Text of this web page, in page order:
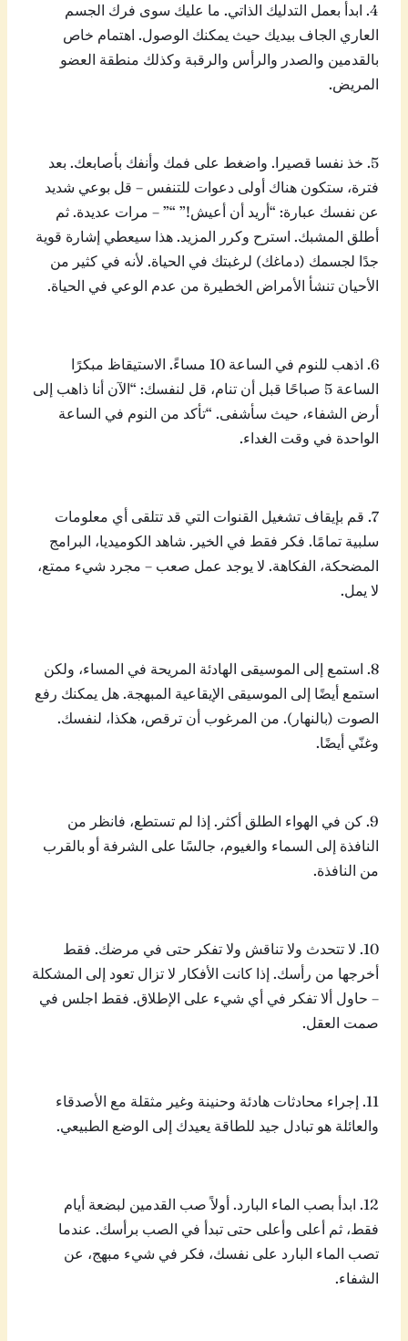
4. ابدأ بعمل التدليك الذاتي. ما عليك سوى فرك الجسم
العاري الجاف بيديك حيث يمكنك الوصول. اهتمام خاص
بالقدمين والصدر والرأس والرقبة وكذلك منطقة العضو
المريض.
5. خذ نفسا قصيرا. واضغط على فمك وأنفك بأصابعك. بعد
فترة، ستكون هناك أولى دعوات للتنفس – قل بوعي شديد
عن نفسك عبارة: “أريد أن أعيش!” “” – مرات عديدة. ثم
أطلق المشبك. استرح وكرر المزيد. هذا سيعطي إشارة قوية
جدًا لجسمك (دماغك) لرغبتك في الحياة. لأنه في كثير من
الأحيان تنشأ الأمراض الخطيرة من عدم الوعي في الحياة.
6. اذهب للنوم في الساعة 10 مساءً. الاستيقاظ مبكرًا
الساعة 5 صباحًا قبل أن تنام، قل لنفسك: “الآن أنا ذاهب إلى
أرض الشفاء، حيث سأشفى. “تأكد من النوم في الساعة
الواحدة في وقت الغداء.
7. قم بإيقاف تشغيل القنوات التي قد تتلقى أي معلومات
سلبية تمامًا. فكر فقط في الخير. شاهد الكوميديا، البرامج
المضحكة، الفكاهة. لا يوجد عمل صعب – مجرد شيء ممتع،
لا يمل.
8. استمع إلى الموسيقى الهادئة المريحة في المساء، ولكن
استمع أيضًا إلى الموسيقى الإيقاعية المبهجة. هل يمكنك رفع
الصوت (بالنهار). من المرغوب أن ترقص، هكذا، لنفسك.
وغنّي أيضًا.
9. كن في الهواء الطلق أكثر. إذا لم تستطع، فانظر من
النافذة إلى السماء والغيوم، جالسًا على الشرفة أو بالقرب
من النافذة.
10. لا تتحدث ولا تناقش ولا تفكر حتى في مرضك. فقط
أخرجها من رأسك. إذا كانت الأفكار لا تزال تعود إلى المشكلة
– حاول ألا تفكر في أي شيء على الإطلاق. فقط اجلس في
صمت العقل.
11. إجراء محادثات هادئة وحنينة وغير مثقلة مع الأصدقاء
والعائلة هو تبادل جيد للطاقة يعيدك إلى الوضع الطبيعي.
12. ابدأ بصب الماء البارد. أولاً صب القدمين لبضعة أيام
فقط، ثم أعلى وأعلى حتى تبدأ في الصب برأسك. عندما
تصب الماء البارد على نفسك، فكر في شيء مبهج، عن
الشفاء.